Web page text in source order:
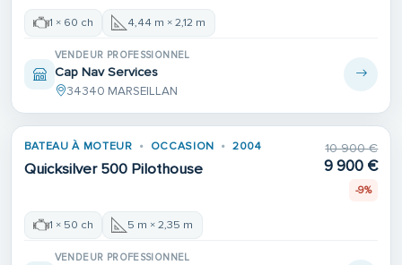
1 × 60 ch 4,44 m × 2,12 m
VENDEUR PROFESSIONNEL
Cap Nav Services
34340 MARSEILLAN
BATEAU À MOTEUR OCCASION 2004
Quicksilver 500 Pilothouse
10 900 €
9 900 €
-9%
1 × 50 ch 5 m × 2,35 m
VENDEUR PROFESSIONNEL